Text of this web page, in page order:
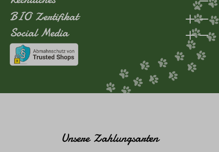
BIO Zertifikat
Social Media
Unsere Zahlungsarten